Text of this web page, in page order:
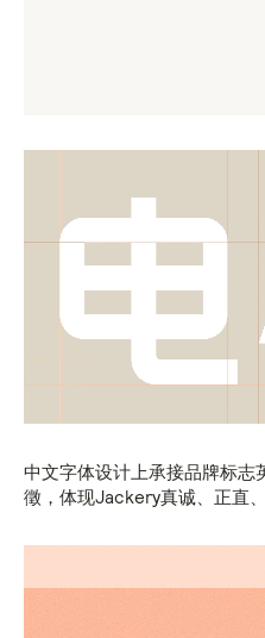
中文字体设计上承接品牌标志
徵，体现Jackery真诚、正直